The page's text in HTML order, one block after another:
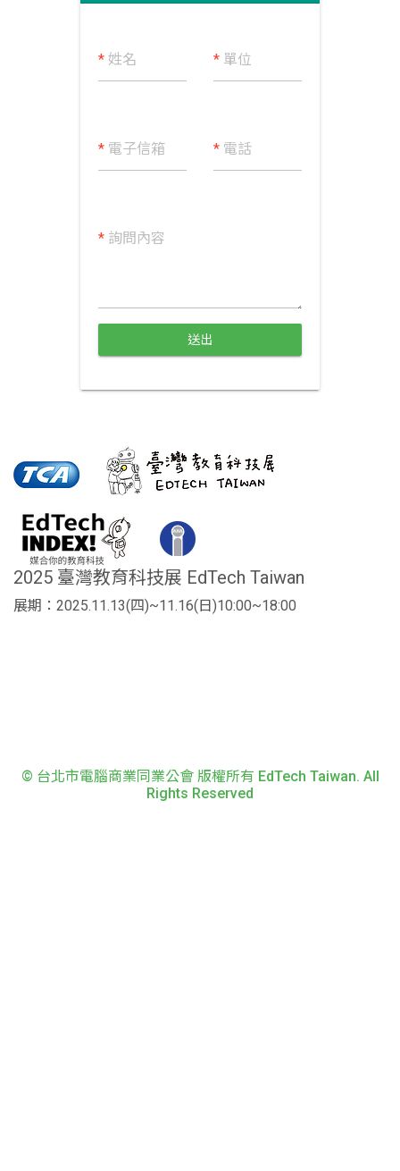
*姓名 * 單位
*電子信箱 * 電話
*詢問內容
送出
2025 臺灣教育科技展 EdTech Taiwan
展期：2025.11.13(四)~11.16(日)10:00~18:00
© 台北市電腦商業同業公會 版權所有 EdTech Taiwan. All
Rights Reserved